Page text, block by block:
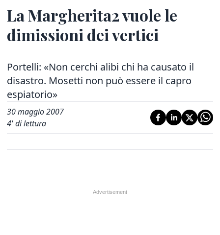
La Margherita2 vuole le
dimissioni dei vertici
Portelli: «Non cerchi alibi chi ha causato il
disastro. Mosetti non può essere il capro
espiatorio»
30 maggio 2007
4' di lettura